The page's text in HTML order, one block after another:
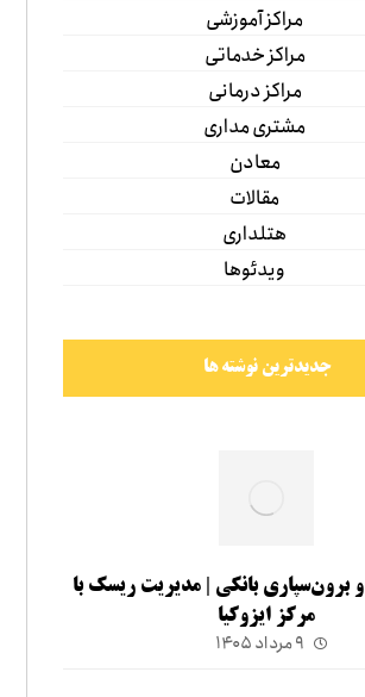
مراکز آموزشی
مراکز خدماتی
مراکز درمانی
مشتری مداری
معادن
مقالات
هتلداری
ویدئوها
جدیدترین نوشته ها
ایزو ۲۰۰۲۲ و برون‌سپاری بانکی | مدیریت ریسک با
مرکز ایزوکیا
۹ مرداد ۱۴۰۵